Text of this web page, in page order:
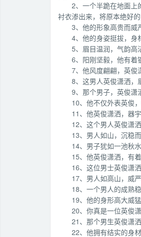
2、一个半跪在地面上
衬衣渗出来，将原本绝好
3、他的形象高贵而威
4、他的身姿挺拔，身
5、眉目温润，气韵高
6、阳刚坚毅，他有着
7、他风度翩翩，英俊
8、这男人英俊潇洒，
9、那个男子，英俊潇
10、他不仅外表英俊
11、他英俊潇洒，器
12、这个男人英俊潇
13、男人如山，沉稳
14、男子犹如一池秋
15、他英俊潇洒，有
16、这位男士英俊潇
17、男人如高山，威
18、一个男人的成熟
19、他的身形高大威
20、你真是一位英俊
21、那个男生英俊潇
22、他拥有结实的身